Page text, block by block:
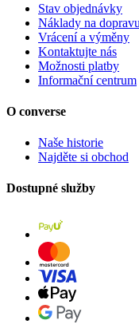
Stav objednávky
Náklady na
Vrácení a výměny
Kontaktujte nás
Možnosti platby
Informační centrum
O converse
Naše historie
Najděte si obchod
Dostupné služby